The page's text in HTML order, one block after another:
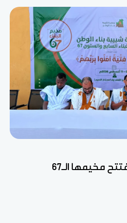
شبيبة بناء الوطن تفتتح مخيمها الـ67